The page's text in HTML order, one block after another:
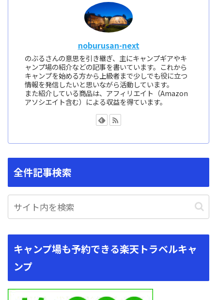
noburusan-next
のぶるさんの意思を引き継ぎ、主にキャンプギアやキ
ャンプ場の紹介などの記事を書いています。これから
キャンプを始める方から上級者まで少しでも役に立つ
情報を発信したいと思いながら活動しています。
また紹介している商品は、アフィリエイト（Amazon
アソシエイト含む）による収益を得ています。
全件記事検索
キャンプ場も予約できる楽天トラベルキャ
ンプ